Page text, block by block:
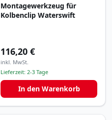
Montagewerkzeug für
Kolbenclip Waterswift
116,20 €
inkl. MwSt.
Lieferzeit: 2-3 Tage
In den Warenkorb